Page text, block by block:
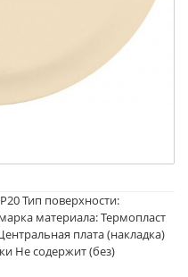
Тип поверхности:
материала: Термопласт
плата (накладка)
Не содержит (без)